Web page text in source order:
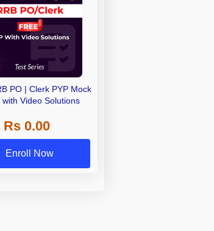
PO | Clerk PYP Mock
with Video Solutions
Rs 0.00
Enroll Now